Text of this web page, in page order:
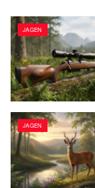
JAGEN
JAGEN